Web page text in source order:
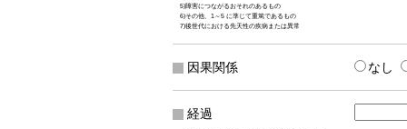
5)障害につながるおそれのあるもの
6)その他、1～5 に準じて重篤であるもの
7)後世代における先天性の疾病または異常
因果関係 なし
経過